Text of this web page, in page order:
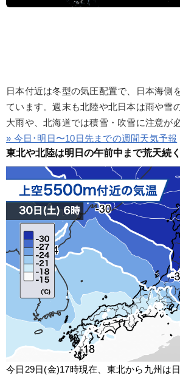
日本付近は冬型の気圧配置で、日本海側
ています。週末も北陸や北日本は雨や雪
大雨や、北海道では積雪・吹雪に注意が
» 今日･明日〜10日先までの週間天気予報
東北や北陸は明日の午前中まで荒天続く
今日29日(金)17時現在、東北から九州は